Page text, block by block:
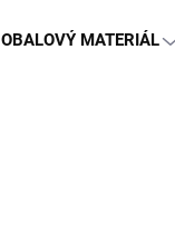
OBALOVÝ MATERIÁL